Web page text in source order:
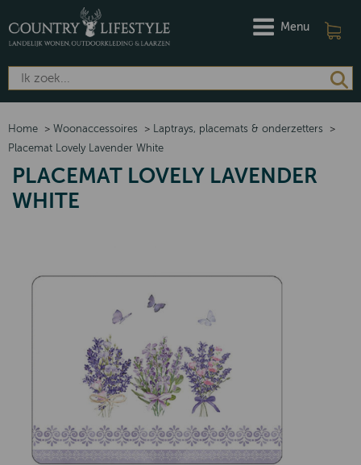
Menu
Home > Woonaccessoires > Laptrays, placemats & onderzetters
>
Placemat Lovely Lavender White
PLACEMAT LOVELY LAVENDER
WHITE